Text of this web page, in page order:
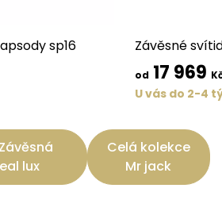
sp16 Závěsné
od 17 969
U vás do 2-4
lux
Celá kolekce
Mr jack